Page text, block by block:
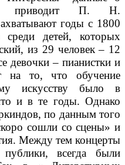
приводит П. Н.
годы с 1800
детей, которых
из 29 человек – 12
девочки – пианистки и
на то, что обучение
искусству было в
и в те годы. Однако
по данным того
сошли со сцены» и
Между тем концерты
всегда были